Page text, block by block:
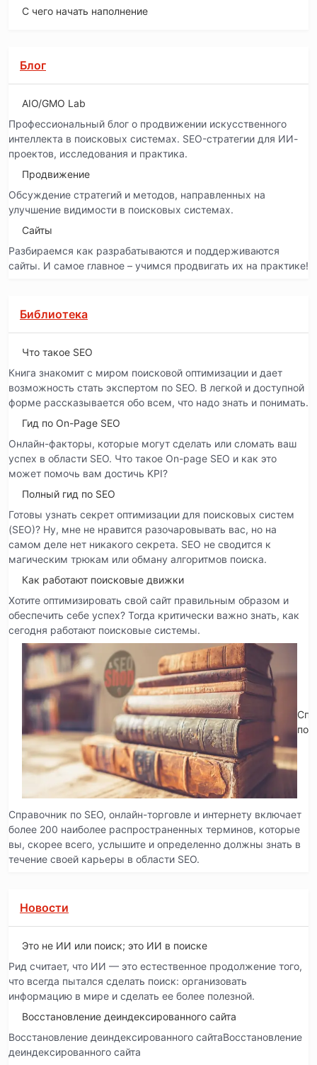
С чего начать наполнение
Блог
AIO/GMO Lab
Профессиональный блог о продвижении искусственного
интеллекта в поисковых системах. SEO-стратегии для ИИ-
проектов, исследования и практика.
Продвижение
Обсуждение стратегий и методов, направленных на
улучшение видимости в поисковых системах.
Сайты
Разбираемся как разрабатываются и поддерживаются
сайты. И самое главное – учимся продвигать их на практике!
Библиотека
Что такое SEO
Книга знакомит с миром поисковой оптимизации и дает
возможность стать экспертом по SEO. В легкой и доступной
форме рассказывается обо всем, что надо знать и понимать.
Гид по On-Page SEO
Онлайн-факторы, которые могут сделать или сломать ваш
успех в области SEO. Что такое On-page SEO и как это
может помочь вам достичь KPI?
Полный гид по SEO
Готовы узнать секрет оптимизации для поисковых систем
(SEO)? Ну, мне не нравится разочаровывать вас, но на
самом деле нет никакого секрета. SEO не сводится к
магическим трюкам или обману алгоритмов поиска.
Как работают поисковые движки
Хотите оптимизировать свой сайт правильным образом и
обеспечить себе успех? Тогда критически важно знать, как
сегодня работают поисковые системы.
по
Справочник по SEO, онлайн-торговле и интернету включает
более 200 наиболее распространенных терминов, которые
вы, скорее всего, услышите и определенно должны знать в
течение своей карьеры в области SEO.
Новости
Это не ИИ или поиск; это ИИ в поиске
Рид считает, что ИИ — это естественное продолжение того,
что всегда пытался сделать поиск: организовать
информацию в мире и сделать ее более полезной.
Восстановление деиндексированного сайта
Восстановление деиндексированного сайтаВосстановление
деиндексированного сайта